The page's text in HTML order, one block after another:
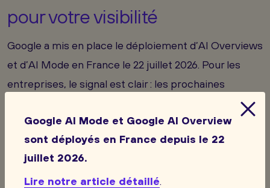
pour votre visibilité
Google a mis en place le déploiement d’AI Overviews
et d’AI Mode en France le 22 juillet 2026. Pour les
entreprises, le signal est clair : les prochaines
semaines doivent être utilisées pour mesurer leur
visibilité actuelle dans les réponses IA et adapter
leurs contenus, leur autorité et leur suivi de
conversion
Google AI Mode et Google AI Overview
sont déployés en France depuis le 22
juillet 2026.
Lire notre article détaillé.